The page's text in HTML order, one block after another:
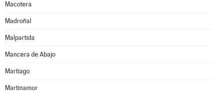
Macotera
Madroñal
Malpartida
Mancera de Abajo
Martiago
Martinamor